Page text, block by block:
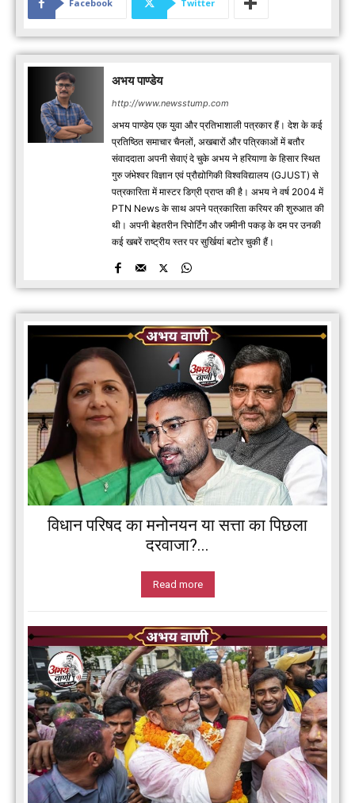
Facebook Twitter
अभय पाण्डेय
http://www.newsstump.com
अभय पाण्डेय एक युवा और प्रतिभाशाली पत्रकार हैं। देश के कई
प्रतिष्ठित समाचार चैनलों, अखबारों और पत्रिकाओं में बतौर
संवाददाता अपनी सेवाएं दे चुके अभय ने हरियाणा के हिसार स्थित
गुरु जंभेश्वर विज्ञान एवं प्रौद्योगिकी विश्वविद्यालय (GJUST) से
पत्रकारिता में मास्टर डिग्री प्राप्त की है। अभय ने वर्ष 2004 में
PTN News के साथ अपने पत्रकारिता करियर की शुरुआत की
थी। अपनी बेहतरीन रिपोर्टिंग और जमीनी पकड़ के दम पर उनकी
कई खबरें राष्ट्रीय स्तर पर सुर्खियां बटोर चुकी हैं।
विधान परिषद का मनोनयन या सत्ता का पिछला
दरवाजा?...
Read more